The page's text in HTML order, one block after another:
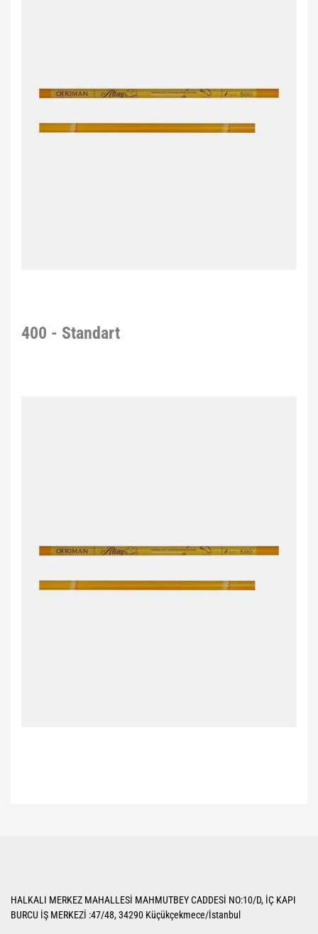
400 - Standart
Ürün açıklamasında eksik bilgiler bulunuyor.
HALKALI MERKEZ MAHALLESİ MAHMUTBEY CADDESİ NO:10/D, İÇ KAPI
BURCU İŞ MERKEZİ :47/48, 34290 Küçükçekmece/İstanbul